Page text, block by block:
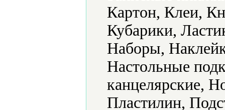
Картон, Клеи,
Кубарики,
Наборы,
Настольные
канцелярские,
Пластилин,